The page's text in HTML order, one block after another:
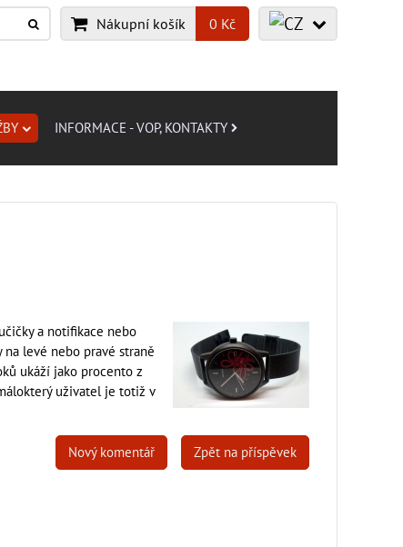
Nákupní košík 0 Kč
INFORMACE - VOP, KONTAKTY
a notifikace nebo
levé nebo pravé straně
ukáží jako procento z
uživatel je totiž v
Zpět na příspěvek
Nový komentář